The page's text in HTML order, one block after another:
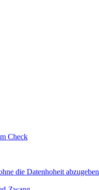
Check
die Datenhoheit abzugeben